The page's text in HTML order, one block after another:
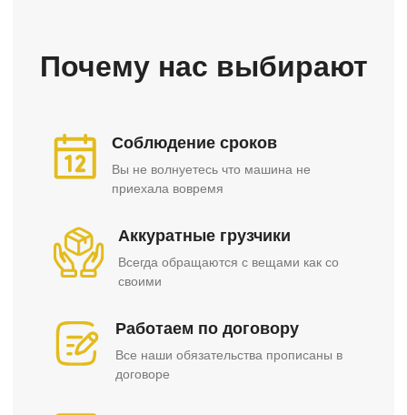
Почему нас выбирают
Соблюдение сроков
Вы не волнуетесь что машина не
приехала вовремя
Аккуратные грузчики
Всегда обращаются с вещами как со
своими
Работаем по договору
Все наши обязательства прописаны в
договоре